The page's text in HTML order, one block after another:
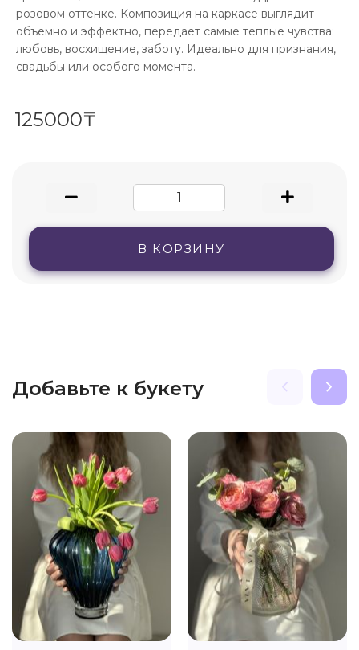
розовом оттенке. Композиция на каркасе выглядит
объёмно и эффектно, передаёт самые тёплые чувства:
любовь, восхищение, заботу. Идеально для признания,
свадьбы или особого момента.
125000₸
В КОРЗИНУ
Добавьте к букету